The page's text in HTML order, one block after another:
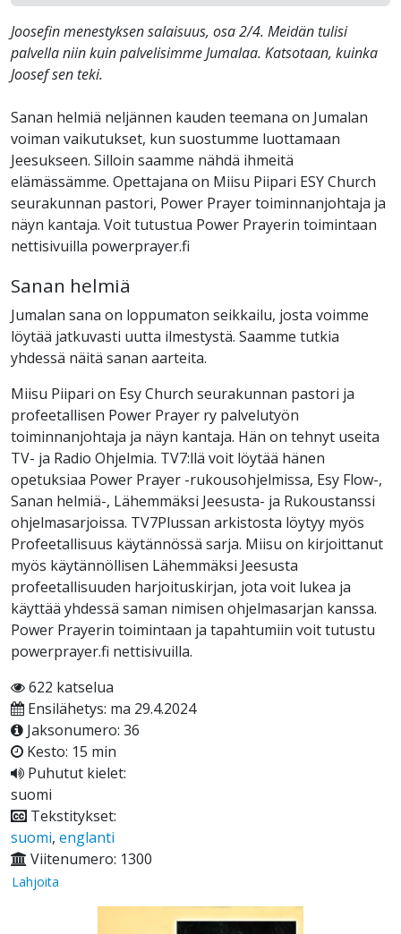
Joosefin menestyksen salaisuus, osa 2/4. Meidän tulisi
palvella niin kuin palvelisimme Jumalaa. Katsotaan, kuinka
Joosef sen teki.
Sanan helmiä neljännen kauden teemana on Jumalan
voiman vaikutukset, kun suostumme luottamaan
Jeesukseen. Silloin saamme nähdä ihmeitä
elämässämme. Opettajana on Miisu Piipari ESY Church
seurakunnan pastori, Power Prayer toiminnanjohtaja ja
näyn kantaja. Voit tutustua Power Prayerin toimintaan
nettisivuilla powerprayer.fi
Sanan helmiä
Jumalan sana on loppumaton seikkailu, josta voimme
löytää jatkuvasti uutta ilmestystä. Saamme tutkia
yhdessä näitä sanan aarteita.
Miisu Piipari on Esy Church seurakunnan pastori ja
profeetallisen Power Prayer ry palvelutyön
toiminnanjohtaja ja näyn kantaja. Hän on tehnyt useita
TV- ja Radio Ohjelmia. TV7:llä voit löytää hänen
opetuksiaa Power Prayer -rukousohjelmissa, Esy Flow-,
Sanan helmiä-, Lähemmäksi Jeesusta- ja Rukoustanssi
ohjelmasarjoissa. TV7Plussan arkistosta löytyy myös
Profeetallisuus käytännössä sarja. Miisu on kirjoittanut
myös käytännöllisen Lähemmäksi Jeesusta
profeetallisuuden harjoituskirjan, jota voit lukea ja
käyttää yhdessä saman nimisen ohjelmasarjan kanssa.
Power Prayerin toimintaan ja tapahtumiin voit tutustu
powerprayer.fi nettisivuilla.
622 katselua
Ensilähetys: ma 29.4.2024
Jaksonumero: 36
Kesto: 15 min
Puhutut kielet:
suomi
Tekstitykset:
suomi, englanti
Viitenumero: 1300
Lahjoita